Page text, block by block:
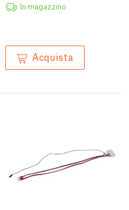
In magazzino
Acquista